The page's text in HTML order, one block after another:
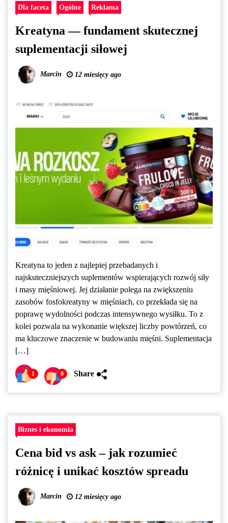
Dla faceta Ogólne Reklama
Kreatyna — fundament skutecznej
suplementacji siłowej
Marcin 12 miesięcy ago
Kreatyna to jeden z najlepiej przebadanych i
najskuteczniejszych suplementów wspierających rozwój siły
i masy mięśniowej. Jej działanie polega na zwiększeniu
zasobów fosfokreatyny w mięśniach, co przekłada się na
poprawę wydolności podczas intensywnego wysiłku. To z
kolei pozwala na wykonanie większej liczby powtórzeń, co
ma kluczowe znaczenie w budowaniu mięśni. Suplementacja
[…]
1 0 Share
Biznes i ekonomia
Cena bid vs ask – jak rozumieć
różnicę i unikać kosztów spreadu
Marcin 12 miesięcy ago